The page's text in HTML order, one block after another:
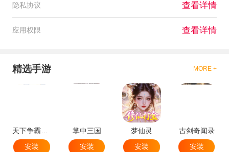
隐私协议 查看详情
应用权限 查看详情
精选手游 MORE +
天下争霸三国志
安装
掌中三国
安装
梦仙灵
安装
古剑奇闻录
安装